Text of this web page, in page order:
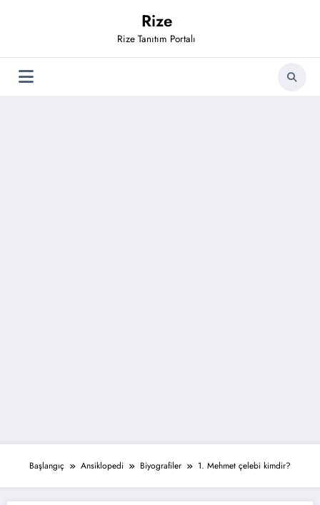
Rize
Rize Tanıtım Portalı
Başlangıç Ansiklopedi Biyografiler 1. Mehmet çelebi kimdir?